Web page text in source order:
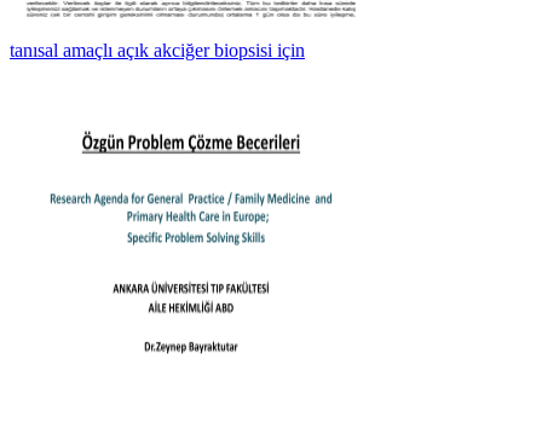
tanısal amaçlı açık akciğer biopsisi için